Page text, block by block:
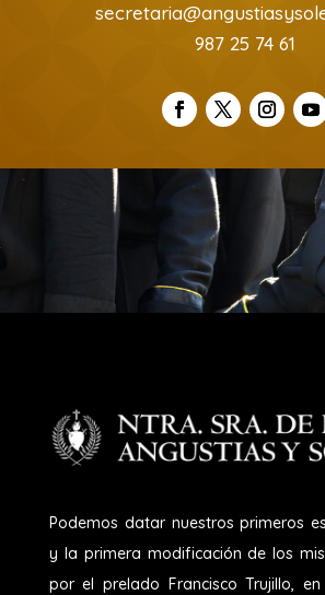
987 25 74 61
Podemos datar nuestros primeros
y la primera modificación de los
por el prelado Francisco Trujillo,